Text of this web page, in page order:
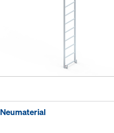
Neumaterial